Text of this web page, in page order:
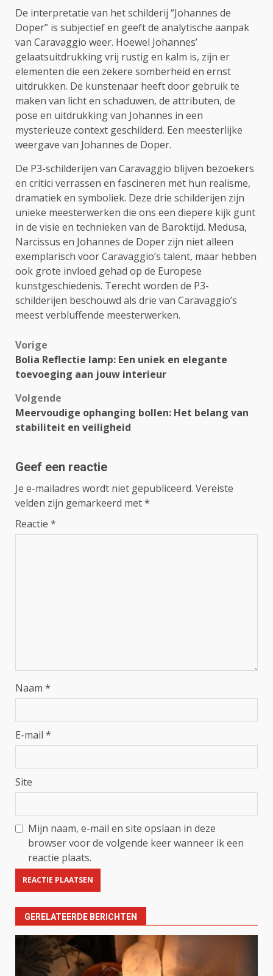
De interpretatie van het schilderij “Johannes de
Doper” is subjectief en geeft de analytische aanpak
van Caravaggio weer. Hoewel Johannes’
gelaatsuitdrukking vrij rustig en kalm is, zijn er
elementen die een zekere somberheid en ernst
uitdrukken. De kunstenaar heeft door gebruik te
maken van licht en schaduwen, de attributen, de
pose en uitdrukking van Johannes in een
mysterieuze context geschilderd. Een meesterlijke
weergave van Johannes de Doper.
De P3-schilderijen van Caravaggio blijven bezoekers
en critici verrassen en fascineren met hun realisme,
dramatiek en symboliek. Deze drie schilderijen zijn
unieke meesterwerken die ons een diepere kijk gunt
in de visie en technieken van de Baroktijd. Medusa,
Narcissus en Johannes de Doper zijn niet alleen
exemplarisch voor Caravaggio’s talent, maar hebben
ook grote invloed gehad op de Europese
kunstgeschiedenis. Terecht worden de P3-
schilderijen beschouwd als drie van Caravaggio’s
meest verbluffende meesterwerken.
Bericht
navigatie
Vorige
Bolia Reflectie lamp: Een uniek en elegante
toevoeging aan jouw interieur
Volgende
Meervoudige ophanging bollen: Het belang van
stabiliteit en veiligheid
Geef een reactie
Je e-mailadres wordt niet gepubliceerd. Vereiste
velden zijn gemarkeerd met*
Reactie *
Naam *
E-mail *
Site
Mijn naam, e-mail en site opslaan in deze
browser voor de volgende keer wanneer ik een
reactie plaats.
GERELATEERDE BERICHTEN